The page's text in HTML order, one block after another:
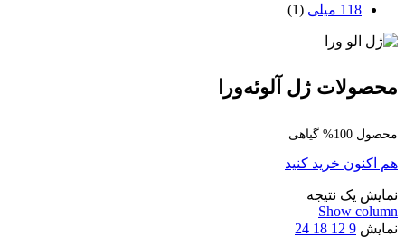
118 میلی (1)
محصولات ژل آلوئه‌ورا
محصول 100% گیاهی
هم اکنون خرید کنید
نمایش یک نتیجه
Show column
نمایش 9
12
18
24